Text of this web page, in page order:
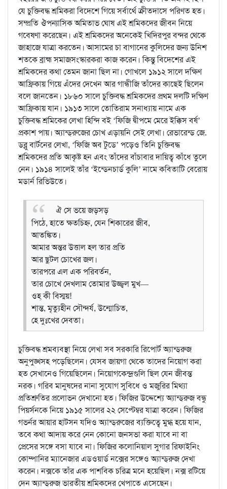
যে চুক্তিবদ্ধ শ্রমিকরা বিদেশে গিয়ে সর্বার্থে ক্রীতদাসে পরিণত হত।
সম্প্রতি ঔপন্যাসিক অমিতাভ ঘোষ এই শ্রমিকদের জীবন নিয়ে
গবেষণা করেছেন। এই শ্রমিকদের অনেকেই খিদিরপুর বন্দর থেকে
জাহাজে যাত্রা করতেন। আসামের চা বাগানের কুলিদের জন্য উনিশ
শতকে ব্রাহ্ম সমাজসংস্কারকরা কাজ করেন। কিন্তু বিদেশের এই
শ্রমিকদের কথা তেমন জানা ছিল না। গোখলে ১৯১২ সালে দক্ষিণ
আফ্রিকায় গিয়ে এঁদের দেখেন আর গান্ধীজি তাঁদের কাছেই ছিলেন
বলে জানতেন। ১৮৬০ সালে চুক্তিবদ্ধ শ্রমিকদের প্রথম দলটি দক্ষিণ
আফ্রিকায় যান। ১৯১৩ সালে তোতিরাম সনাধ্যায় নামে এক
চুক্তিবদ্ধ শ্রমিকের লেখা হিন্দি বই ‘ফিজি দ্বীপমে মেরে ইক্কিস বর্ষ’
প্রকাশ পায়। অ্যান্ড্‌রুজের চোখ এড়ায়নি সেই লেখা। রেভারেন্ড জে.
ডব্লু বার্টনের লেখা, ‘ফিজি অব টুডে’ পড়েও তিনি চুক্তিবদ্ধ
শ্রমিকদের প্রতি আকৃষ্ট হন এবং তাঁদের বাঁচাবার দায়িত্ব কাঁধে তুলে
নেন। ১৯১৪ সালেই তাঁর ‘ইন্ডেনচার্ড কুলি’ নামে কবিতাটি বেরোয়
মডার্ন রিভিউতে।
ঐ সে ভয়ে জড়সড়
পিঠে, হাতে ক্ষতচিহ্ন, যেন শিকারের জীব,
আতঙ্কিত।
আমার অন্তর উত্তাল হল তার প্রতি
আর ছুটল চোখের জল।
তারপরে এল এক পরিবর্তন,
তার চোখে দেখলাম তোমার উজ্জ্বল মুখ—
ওহ্‌ কী বিস্ময়!
শান্ত, মৃত্যুহীন সৌন্দর্য, উন্মোচিত,
হে দুঃখের দেবতা।
চুক্তিবদ্ধ শ্রমব্যবস্থা নিয়ে লেখা সব সরকারি রিপোর্ট অ্যান্ড্‌রুজ
অনুপুঙ্খসহ পড়েছিলেন। যেসব জায়গা থেকে তাদের নিয়োগ করা
হত সেখানেও গিয়েছিলেন। নিয়োগকেন্দ্রগুলি ছিল যেন জীবন্ত
নরক। গরিব মানুষদের নানা সুযোগ সুবিধে ও মজুরির মিথ্যা
প্রতিশ্রুতির প্রলোভন দেখানো হত। ফিজির উদ্দেশ্যে অ্যান্ড্‌রুজ বন্ধু
পিয়র্সনকে নিয়ে ১৯১৫ সালের ২২ সেপ্টেম্বর যাত্রা করেন। ফিজির
গভর্নর আয়ার হাটসন যদিও অ্যান্ড্‌রুজের ব্যক্তিত্বে মুগ্ধ হয়ে যান,
তবে কথা আদায় করে নেন কোনো জনসভা করা যাবে না বা
প্রেসের সঙ্গে বসা যাবে না। ফিজির কলোনিয়াল সুগার রিফাইনিং
কোম্পানির ম্যানেজার এডওয়ার্ড নক্সের সঙ্গেও অ্যান্ড্‌রুজ দেখা
করেন। নক্সকে তাঁর এক পাশবিক চরিত্র মনে হয়েছিল। নক্স রটিয়ে
দেন অ্যান্ড্‌রুজ ভারতীয় শ্রমিকদের খেপাতে এসেছেন।